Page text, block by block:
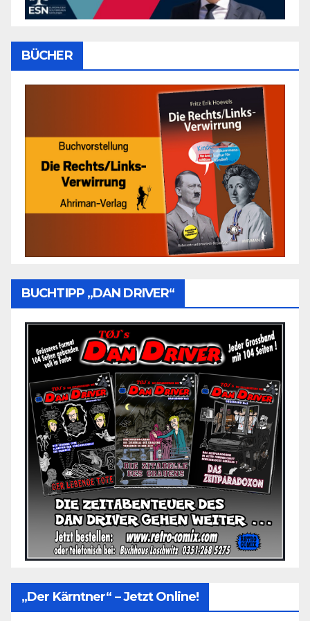
BÜCHER
BUCHTIPP „DAN DRIVER“
„Der Kärntner“ – Jetzt Online!